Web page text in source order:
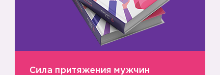
Сила притяжения мужчин